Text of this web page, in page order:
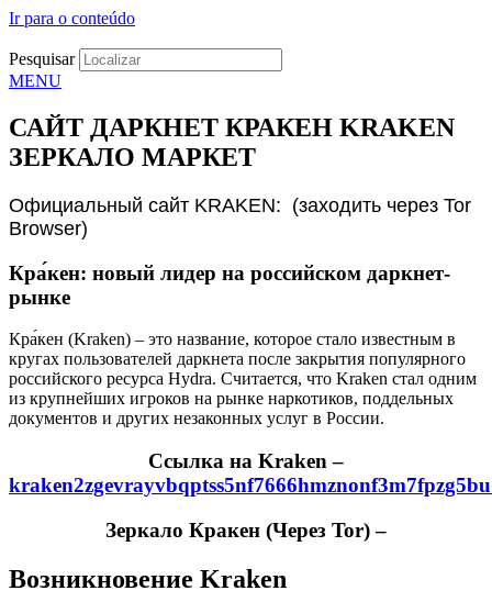
Ir para o conteúdo
Pesquisar
MENU
САЙТ ДАРКНЕТ КРАКЕН KRAKEN
ЗЕРКАЛО МАРКЕТ
Официальный сайт KRAKEN: (заходить через Tor
Browser)
Кра́кен: новый лидер на российском даркнет-
рынке
Кра́кен (Kraken) – это название, которое стало известным в
кругах пользователей даркнета после закрытия популярного
российского ресурса Hydra. Считается, что Kraken стал одним
из крупнейших игроков на рынке наркотиков, поддельных
документов и других незаконных услуг в России.
Cсылка на Kraken –
Зеркало Кракен (Через Tor) –
Возникновение Kraken